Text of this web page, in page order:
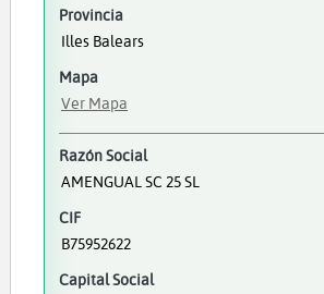
Provincia
Illes Balears
Mapa
Ver Mapa
Razón Social
AMENGUAL SC 25 SL
CIF
B75952622
Capital Social